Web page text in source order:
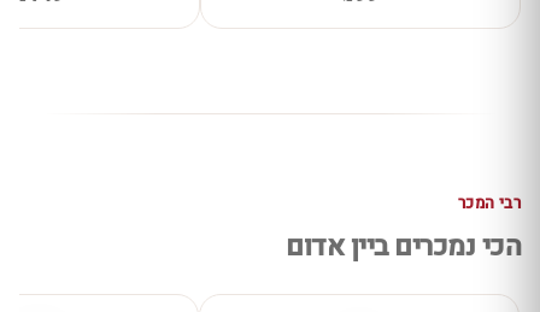
רבי המכר
הכי נמכרים ביין אדום